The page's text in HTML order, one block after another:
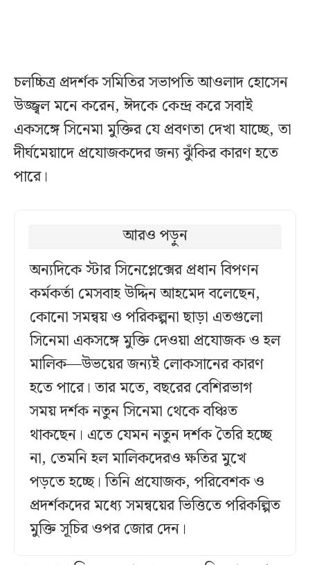
চলচ্চিত্র প্রদর্শক সমিতির সভাপতি আওলাদ হোসেন
উজ্জ্বল মনে করেন, ঈদকে কেন্দ্র করে সবাই
একসঙ্গে সিনেমা মুক্তির যে প্রবণতা দেখা যাচ্ছে, তা
দীর্ঘমেয়াদে প্রযোজকদের জন্য ঝুঁকির কারণ হতে
পারে।
আরও পড়ুন
অন্যদিকে স্টার সিনেপ্লেক্সের প্রধান বিপণন
কর্মকর্তা মেসবাহ উদ্দিন আহমেদ বলেছেন,
কোনো সমন্বয় ও পরিকল্পনা ছাড়া এতগুলো
সিনেমা একসঙ্গে মুক্তি দেওয়া প্রযোজক ও হল
মালিক—উভয়ের জন্যই লোকসানের কারণ
হতে পারে। তার মতে, বছরের বেশিরভাগ
সময় দর্শক নতুন সিনেমা থেকে বঞ্চিত
থাকছেন। এতে যেমন নতুন দর্শক তৈরি হচ্ছে
না, তেমনি হল মালিকদেরও ক্ষতির মুখে
পড়তে হচ্ছে। তিনি প্রযোজক, পরিবেশক ও
প্রদর্শকদের মধ্যে সমন্বয়ের ভিত্তিতে পরিকল্পিত
মুক্তি সূচির ওপর জোর দেন।